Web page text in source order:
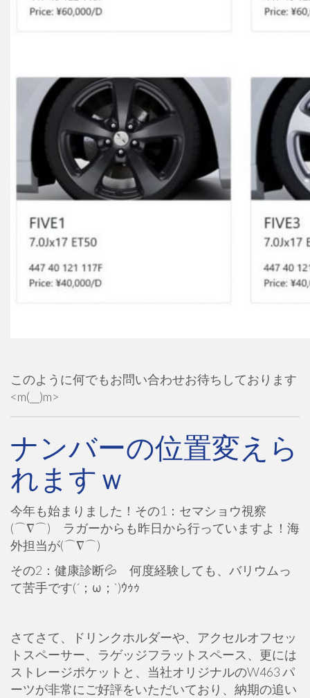
このように何でもお問い合わせお待ちしております
<m(__)m>
ナンバーの位置変えら
れますｗ
今年も始まりました！その1：セマショウ視察
(⌒∇⌒) ラガーからも昨日から行っていますよ！海
外担当が(⌒∇⌒)
その2：健康診断💦 何度経験しても、バリウムっ
て苦手です(´；ω；`)ｳｩｩ
さてさて、ドリンクホルダーや、アクセルオフセッ
トスペーサー、ラゲッジフラットスペース、更には
ストレージポケットと、当社オリジナルのW463 パ
ーツが非常にご好評をいただいており、納期の追い